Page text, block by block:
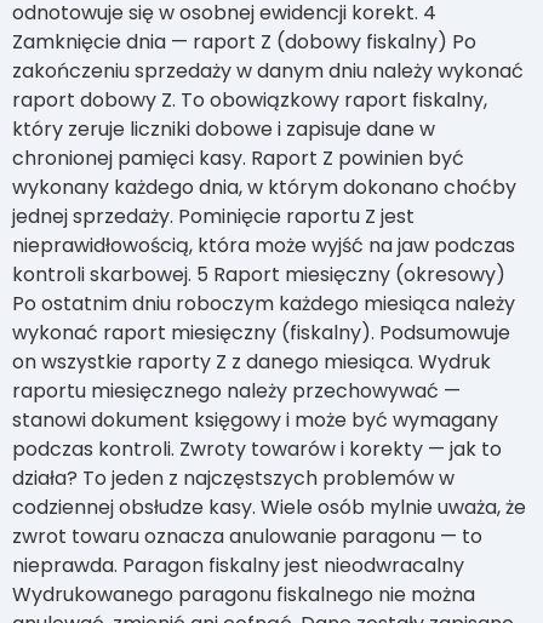
odnotowuje się w osobnej ewidencji korekt. 4
Zamknięcie dnia — raport Z (dobowy fiskalny) Po
zakończeniu sprzedaży w danym dniu należy wykonać
raport dobowy Z. To obowiązkowy raport fiskalny,
który zeruje liczniki dobowe i zapisuje dane w
chronionej pamięci kasy. Raport Z powinien być
wykonany każdego dnia, w którym dokonano choćby
jednej sprzedaży. Pominięcie raportu Z jest
nieprawidłowością, która może wyjść na jaw podczas
kontroli skarbowej. 5 Raport miesięczny (okresowy)
Po ostatnim dniu roboczym każdego miesiąca należy
wykonać raport miesięczny (fiskalny). Podsumowuje
on wszystkie raporty Z z danego miesiąca. Wydruk
raportu miesięcznego należy przechowywać —
stanowi dokument księgowy i może być wymagany
podczas kontroli. Zwroty towarów i korekty — jak to
działa? To jeden z najczęstszych problemów w
codziennej obsłudze kasy. Wiele osób mylnie uważa, że
zwrot towaru oznacza anulowanie paragonu — to
nieprawda. Paragon fiskalny jest nieodwracalny
Wydrukowanego paragonu fiskalnego nie można